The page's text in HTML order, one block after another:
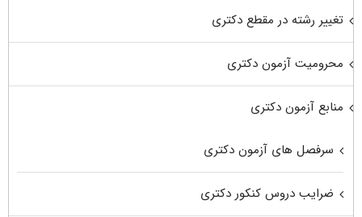
تغییر رشته در مقطع دکتری
محرومیت آزمون دکتری
منابع آزمون دکتری
سرفصل های آزمون دکتری
ضرایب دروس کنکور دکتری